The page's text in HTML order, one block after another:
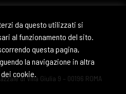
da questo utilizzati si
al funzionamento del sito.
questa pagina,
la navigazione in altra
cookie.
di Villa Giulia 9 – 00196 ROMA